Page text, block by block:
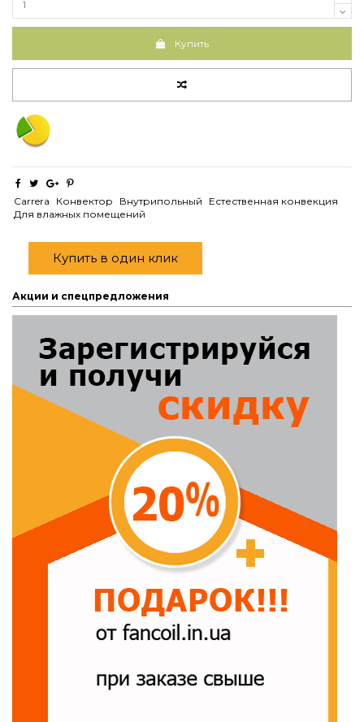
Купить
Carrera Конвектор Внутрипольный
Естественная конвекция
Для влажных помещений
Купить в один клик
Акции и спецпредложения